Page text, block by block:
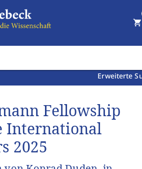
Erweiterte
shopping_cart
Fellowship
International
2025